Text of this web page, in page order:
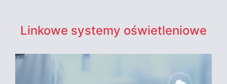
Linkowe systemy oświetleniowe